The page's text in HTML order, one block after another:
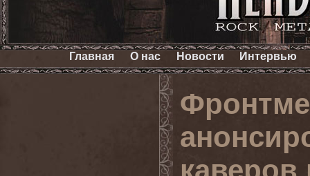
Главная О нас Новости Интервью